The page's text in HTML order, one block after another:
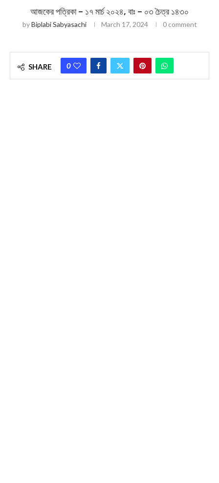
আজকের পত্রিকা – ১৭ মার্চ ২০২৪, বাঃ – ০৩ চৈত্র ১৪৩০
byBiplabi Sabyasachi March 17, 2024 0 comment
SHARE 0